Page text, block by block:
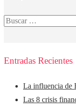
Buscar:
Entradas Recientes
La influencia de
Las 8 crisis